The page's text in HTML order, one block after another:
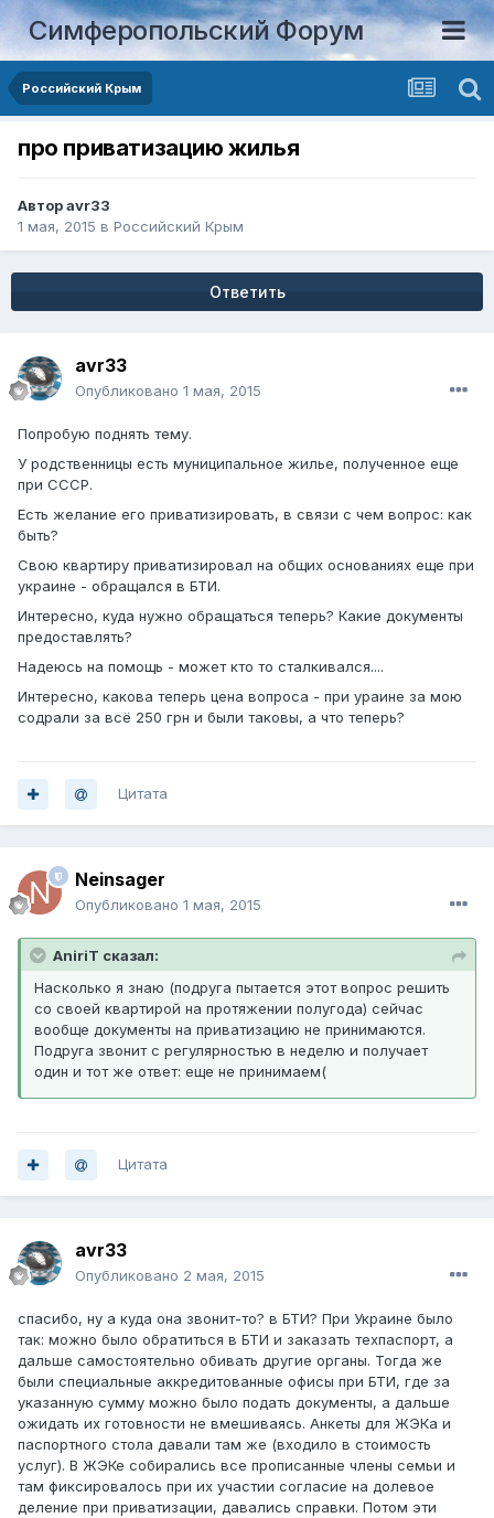
Симферопольский Форум
Российский Крым
про приватизацию жилья
Авторavr33
1 мая, 2015 в Российский Крым
Ответить
avr33
Опубликовано 1 мая, 2015
Попробую поднять тему.
У родственницы есть муниципальное жилье, полученное еще
при СССР.
Есть желание его приватизировать, в связи с чем вопрос: как
быть?
Свою квартиру приватизировал на общих основаниях еще при
украине - обращался в БТИ.
Интересно, куда нужно обращаться теперь? Какие документы
предоставлять?
Надеюсь на помощь - может кто то сталкивался....
Интересно, какова теперь цена вопроса - при ураине за мою
содрали за всё 250 грн и были таковы, а что теперь?
Цитата
Neinsager
Опубликовано 1 мая, 2015
AniriT сказал:
Насколько я знаю (подруга пытается этот вопрос решить
со своей квартирой на протяжении полугода) сейчас
вообще документы на приватизацию не принимаются.
Подруга звонит с регулярностью в неделю и получает
один и тот же ответ: еще не принимаем(
Цитата
avr33
Опубликовано 2 мая, 2015
спасибо, ну а куда она звонит-то? в БТИ? При Украине было
так: можно было обратиться в БТИ и заказать техпаспорт, а
дальше самостоятельно обивать другие органы. Тогда же
были специальные аккредитованные офисы при БТИ, где за
указанную сумму можно было подать документы, а дальше
ожидать их готовности не вмешиваясь. Анкеты для ЖЭКа и
паспортного стола давали там же (входило в стоимость
услуг). В ЖЭКе собирались все прописанные члены семьи и
там фиксировалось при их участии согласие на долевое
деление при приватизации, давались справки. Потом эти